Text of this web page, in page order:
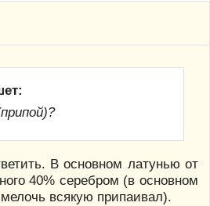
В основном латунью от
40% серебром (в основном
всякую припаивал).